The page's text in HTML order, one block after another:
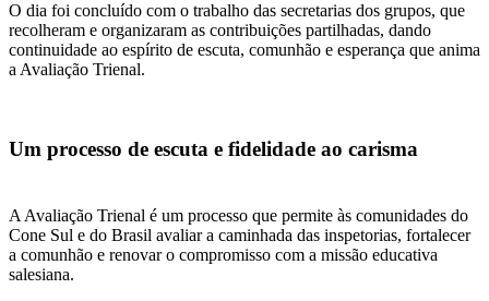
O dia foi concluído com o trabalho das secretarias dos grupos, que
recolheram e organizaram as contribuições partilhadas, dando
continuidade ao espírito de escuta, comunhão e esperança que anima
a Avaliação Trienal.
Um processo de escuta e fidelidade ao carisma
A Avaliação Trienal é um processo que permite às comunidades do
Cone Sul e do Brasil avaliar a caminhada das inspetorias, fortalecer
a comunhão e renovar o compromisso com a missão educativa
salesiana.